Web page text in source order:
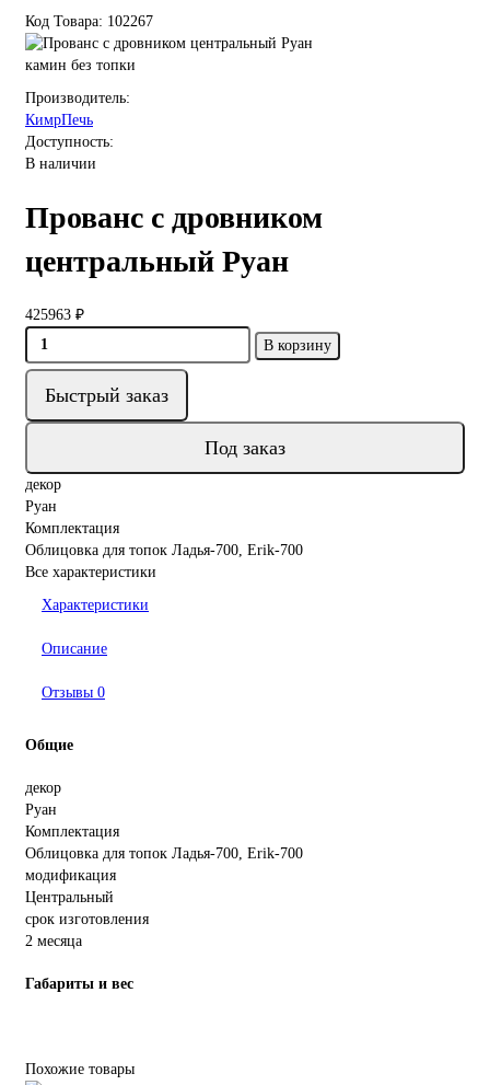
Код Товара: 102267
камин без топки
Производитель:
КимрПечь
Доступность:
В наличии
Прованс с дровником
центральный Руан
425963 ₽
В корзину
Быстрый заказ
Под заказ
декор
Руан
Комплектация
Облицовка для топок Ладья-700, Erik-700
Все характеристики
Характеристики
Описание
Отзывы 0
Общие
декор
Руан
Комплектация
Облицовка для топок Ладья-700, Erik-700
модификация
Центральный
срок изготовления
2 месяца
Габариты и вес
Похожие товары